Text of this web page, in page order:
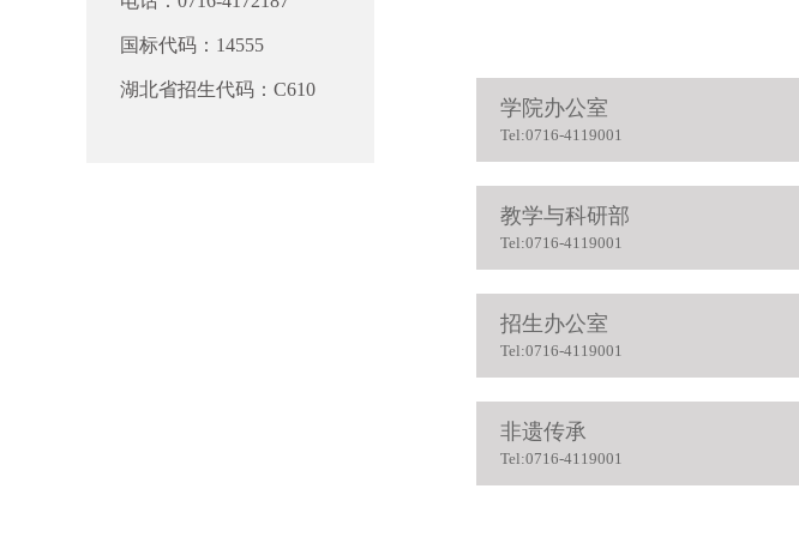
国标代码：14555
湖北省招生代码：C610
学院办公室
Tel:0716-4119001
教学与科研部
Tel:0716-4119001
招生办公室
Tel:0716-4119001
非遗传承
Tel:0716-4119001